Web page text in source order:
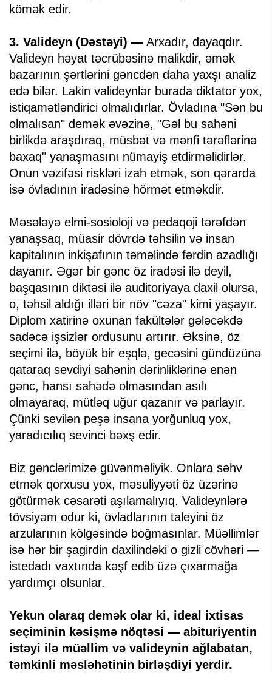
kömək edir.
3. Valideyn (Dəstəyi) — Arxadır, dayaqdır.
Valideyn həyat təcrübəsinə malikdir, əmək
bazarının şərtlərini gəncdən daha yaxşı analiz
edə bilər. Lakin valideynlər burada diktator yox,
istiqamətləndirici olmalıdırlar. Övladına "Sən bu
olmalısan" demək əvəzinə, "Gəl bu sahəni
birlikdə araşdıraq, müsbət və mənfi tərəflərinə
baxaq" yanaşmasını nümayiş etdirməlidirlər.
Onun vəzifəsi riskləri izah etmək, son qərarda
isə övladının iradəsinə hörmət etməkdir.
Məsələyə elmi-sosioloji və pedaqoji tərəfdən
yanaşsaq, müasir dövrdə təhsilin və insan
kapitalının inkişafının təməlində fərdin azadlığı
dayanır. Əgər bir gənc öz iradəsi ilə deyil,
başqasının diktəsi ilə auditoriyaya daxil olursa,
o, təhsil aldığı illəri bir növ "cəza" kimi yaşayır.
Diplom xatirinə oxunan fakültələr gələcəkdə
sadəcə işsizlər ordusunu artırır. Əksinə, öz
seçimi ilə, böyük bir eşqlə, gecəsini gündüzünə
qataraq sevdiyi sahənin dərinliklərinə enən
gənc, hansı sahədə olmasından asılı
olmayaraq, mütləq uğur qazanır və parlayır.
Çünki sevilən peşə insana yorğunluq yox,
yaradıcılıq sevinci bəxş edir.
Biz gənclərimizə güvənməliyik. Onlara səhv
etmək qorxusu yox, məsuliyyəti öz üzərinə
götürmək cəsarəti aşılamalıyıq. Valideynlərə
tövsiyəm odur ki, övladlarının taleyini öz
arzularının kölgəsində boğmasınlar. Müəllimlər
isə hər bir şagirdin daxilindəki o gizli cövhəri —
istedadı vaxtında kəşf edib üzə çıxarmağa
yardımçı olsunlar.
Yekun olaraq demək olar ki, ideal ixtisas
seçiminin kəsişmə nöqtəsi — abituriyentin
istəyi ilə müəllim və valideynin ağlabatan,
təmkinli məsləhətinin birləşdiyi yerdir.